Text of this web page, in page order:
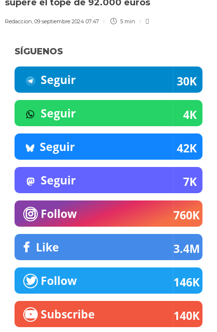
supere el tope de 92.000 euros
Redaccion, 09 septiembre 2024 07:47 5 min
SÍGUENOS
Seguir 30K
Seguir 4K
Seguir 42K
Seguir 7K
Follow 760K
Like 3.4M
Follow 146K
Subscribe 140K